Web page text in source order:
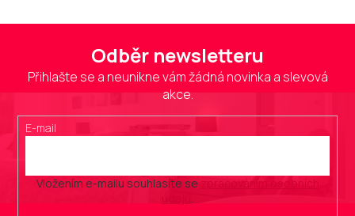
Odběr newsletteru
Přihlašte se a neunikne vám žádná novinka a slevová
akce.
E-mail
Vložením e-mailu souhlasíte se zpracováním osobních
.